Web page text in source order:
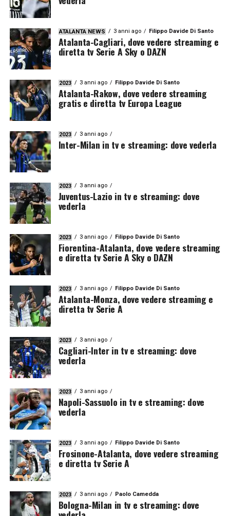
ATALANTA NEWS 3 anni ago Filippo Davide Di Santo
Atalanta-Cagliari, dove vedere streaming e
diretta tv Serie A Sky o DAZN
2023 3 anni ago Filippo Davide Di Santo
Atalanta-Rakow, dove vedere streaming
gratis e diretta tv Europa League
2023 3 anni ago
Inter-Milan in tv e streaming: dove vederla
2023 3 anni ago
Juventus-Lazio in tv e streaming: dove
vederla
2023 3 anni ago Filippo Davide Di Santo
Fiorentina-Atalanta, dove vedere streaming
e diretta tv Serie A Sky o DAZN
2023 3 anni ago Filippo Davide Di Santo
Atalanta-Monza, dove vedere streaming e
diretta tv Serie A
2023 3 anni ago
Cagliari-Inter in tv e streaming: dove
vederla
2023 3 anni ago
Napoli-Sassuolo in tv e streaming: dove
vederla
2023 3 anni ago Filippo Davide Di Santo
Frosinone-Atalanta, dove vedere streaming
e diretta tv Serie A
2023 3 anni ago Paolo Camedda
Bologna-Milan in tv e streaming: dove